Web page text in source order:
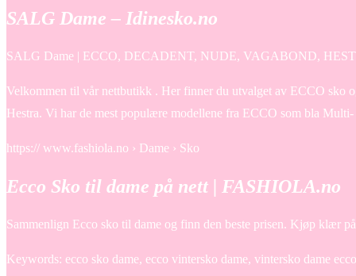
SALG Dame – Idinesko.no
SALG Dame | ECCO, DECADENT, NUDE, VAGABOND,
Velkommen til vår nettbutikk . Her finner du utvalget av ECCO sko
Hestra. Vi har de mest populære modellene fra ECCO som bla
https:// www.fashiola.no › Dame › Sko
Ecco Sko til dame på nett | FASHIOLA.no
Sammenlign Ecco sko til dame og finn den beste prisen. Kjøp klær
Keywords: ecco sko dame, ecco vintersko dame, vintersko dame